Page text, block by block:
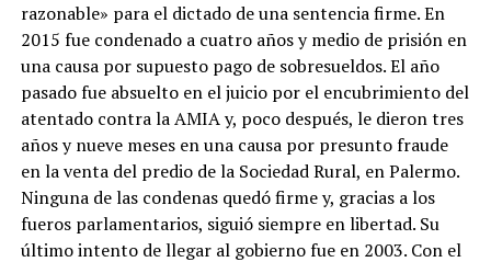
razonable» para el dictado de una sentencia firme. En
2015 fue condenado a cuatro años y medio de prisión en
una causa por supuesto pago de sobresueldos. El año
pasado fue absuelto en el juicio por el encubrimiento del
atentado contra la AMIA y, poco después, le dieron tres
años y nueve meses en una causa por presunto fraude
en la venta del predio de la Sociedad Rural, en Palermo.
Ninguna de las condenas quedó firme y, gracias a los
fueros parlamentarios, siguió siempre en libertad. Su
último intento de llegar al gobierno fue en 2003. Con el